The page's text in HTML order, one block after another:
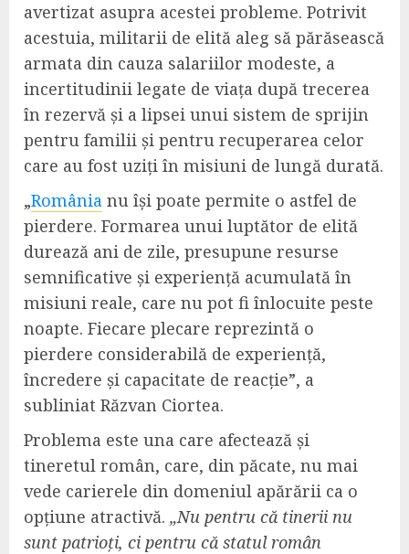
avertizat asupra acestei probleme. Potrivit
acestuia, militarii de elită aleg să părăsească
armata din cauza salariilor modeste, a
incertitudinii legate de viața după trecerea
în rezervă și a lipsei unui sistem de sprijin
pentru familii și pentru recuperarea celor
care au fost uziți în misiuni de lungă durată.
„România nu își poate permite o astfel de
pierdere. Formarea unui luptător de elită
durează ani de zile, presupune resurse
semnificative și experiență acumulată în
misiuni reale, care nu pot fi înlocuite peste
noapte. Fiecare plecare reprezintă o
pierdere considerabilă de experiență,
încredere și capacitate de reacție”, a
subliniat Răzvan Ciortea.
Problema este una care afectează și
tineretul român, care, din păcate, nu mai
vede carierele din domeniul apărării ca o
opțiune atractivă. „Nu pentru că tinerii nu
sunt patrioți, ci pentru că statul român